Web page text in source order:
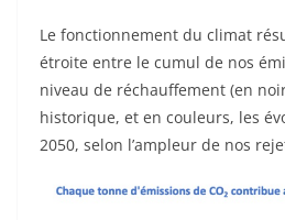
Le fonctionnement du climat
étroite entre le cumul de nos
niveau de réchauffement (en
historique, et en couleurs, les
2050, selon l’ampleur de nos